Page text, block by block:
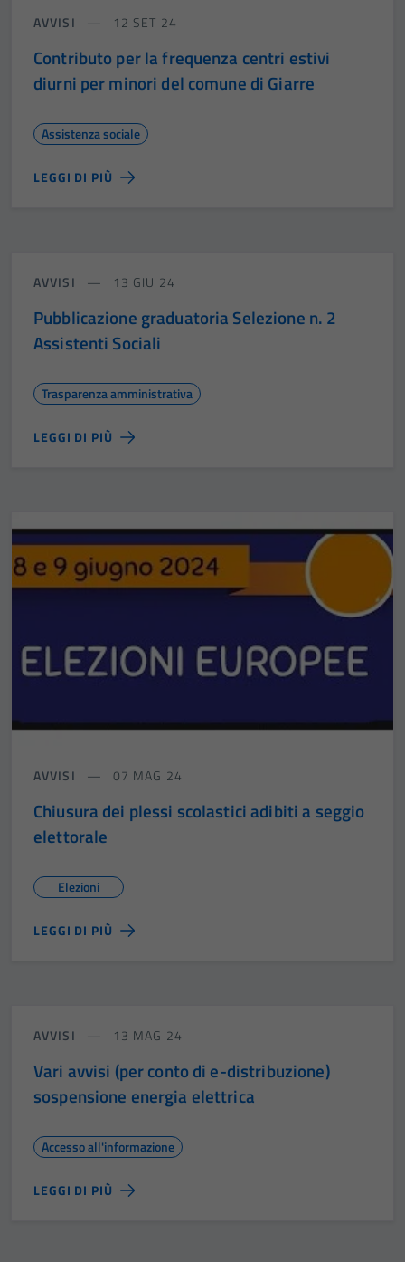
AVVISI 12 SET 24
Contributo per la frequenza centri estivi
diurni per minori del comune di Giarre
Assistenza sociale
LEGGI DI PIÙ
AVVISI 13 GIU 24
Pubblicazione graduatoria Selezione n. 2
Assistenti Sociali
Trasparenza amministrativa
LEGGI DI PIÙ
AVVISI 07 MAG 24
Chiusura dei plessi scolastici adibiti a seggio
elettorale
Elezioni
LEGGI DI PIÙ
AVVISI 13 MAG 24
Vari avvisi (per conto di e-distribuzione)
sospensione energia elettrica
Accesso all'informazione
LEGGI DI PIÙ
Tecnici
sono necessari
per il
possono
non raccolgono